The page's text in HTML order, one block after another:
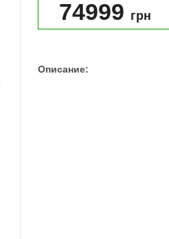
74999 грн
Описание: